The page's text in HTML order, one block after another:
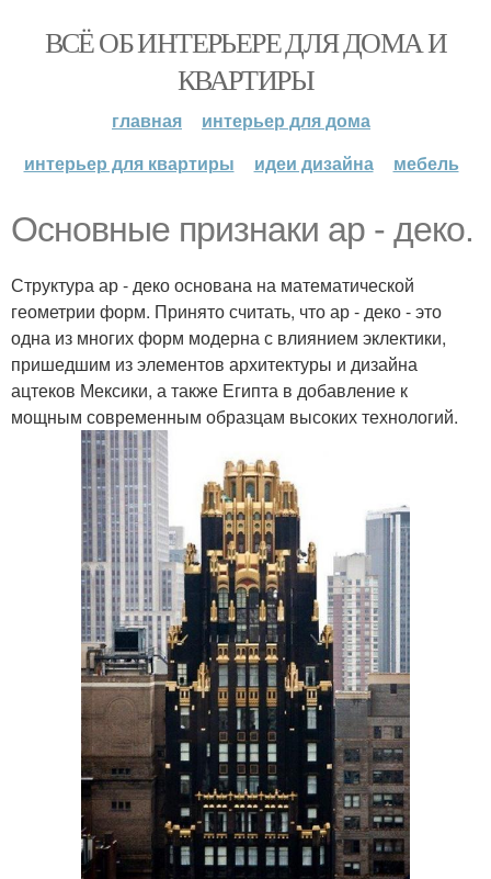
ВСЁ ОБ ИНТЕРЬЕРЕ ДЛЯ ДОМА И
КВАРТИРЫ
главная
интерьер для дома
интерьер для квартиры
идеи дизайна мебель
Основные признаки ар - деко.
Структура ар - деко основана на математической
геометрии форм. Принято считать, что ар - деко - это
одна из многих форм модерна с влиянием эклектики,
пришедшим из элементов архитектуры и дизайна
ацтеков Мексики, а также Египта в добавление к
мощным современным образцам высоких технологий.